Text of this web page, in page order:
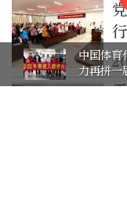
中国体育
力再拼一